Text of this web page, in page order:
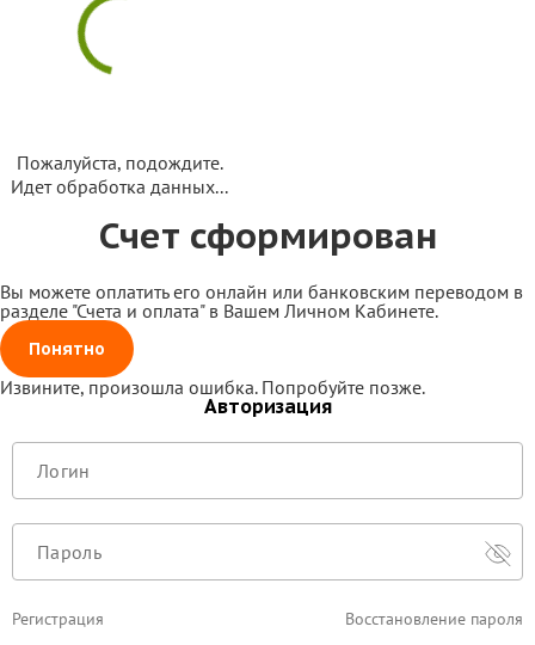
Пожалуйста, подождите.
Идет обработка данных...
Счет сформирован
Вы можете оплатить его онлайн или банковским переводом в
разделе "Счета и оплата" в Вашем Личном Кабинете.
Понятно
Извините, произошла ошибка. Попробуйте позже.
Авторизация
Регистрация Восстановление пароля